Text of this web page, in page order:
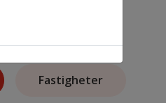
Fastigheter